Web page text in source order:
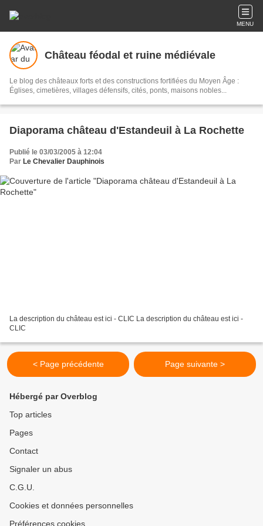
MENU
Château féodal et ruine médiévale
Le blog des châteaux forts et des constructions fortifiées du Moyen Âge :
Églises, cimetières, villages défensifs, cités, ponts, maisons nobles...
Diaporama château d'Estandeuil à La Rochette
Publié le 03/03/2005 à 12:04
Par Le Chevalier Dauphinois
La description du château est ici - CLIC La description du château est ici -
CLIC
< Page précédente Page suivante >
Hébergé par Overblog
Top articles
Pages
Contact
Signaler un abus
C.G.U.
Cookies et données personnelles
Préférences cookies